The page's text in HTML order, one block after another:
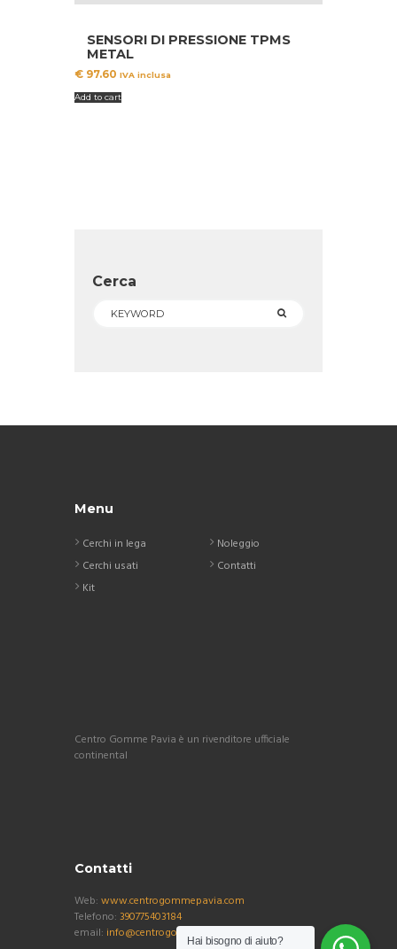
SENSORI DI PRESSIONE TPMS
METAL
€ 97.60 IVA inclusa
Add to cart
Cerca
Menu
Cerchi in lega
Cerchi usati
Kit
Noleggio
Contatti
Centro Gomme Pavia è un rivenditore ufficiale
continental
Contatti
Web: www.centrogommepavia.com
Telefono: 390775403184
email: info@centrogommepavia.com
Hai bisogno di aiuto?